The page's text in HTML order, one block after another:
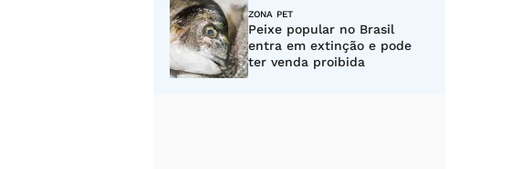
ZONA PET
Peixe popular no Brasil
entra em extinção e pode
ter venda proibida